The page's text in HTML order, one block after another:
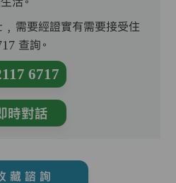
需要經證實有需要接受住
查詢。
6717
時對話
藏諮詢